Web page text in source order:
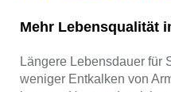
Mehr Lebensqualität
Längere Lebensdauer für
weniger Entkalken von